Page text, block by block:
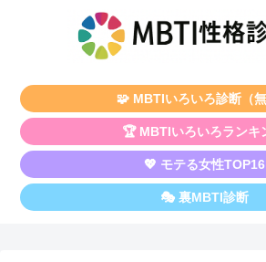
🧩 MBTIいろいろ診断（無
🏆 MBTIいろいろランキ
💖 モテる女性TOP16
🎭 裏MBTI診断